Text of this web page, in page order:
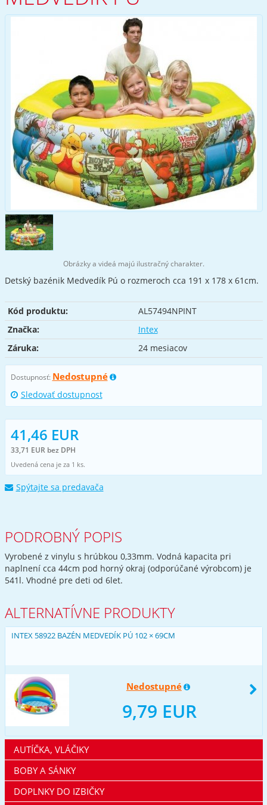
Obrázky a videá majú ilustračný charakter.
Detský bazénik Medvedík Pú o rozmeroch cca 191 x 178 x 61cm.
Kód produktu:
AL57494NPINT
Značka:
Intex
Záruka:
24 mesiacov
Dostupnosť: Nedostupné
Sledovať dostupnost
41,46 EUR
33,71 EUR bez DPH
Uvedená cena je za 1 ks.
Spýtajte sa predavača
PODROBNÝ POPIS
Vyrobené z vinylu s hrúbkou 0,33mm. Vodná kapacita pri
naplnení cca 44cm pod horný okraj (odporúčané výrobcom) je
541l. Vhodné pre deti od 6let.
ALTERNATÍVNE PRODUKTY
INTEX 58922 BAZÉN MEDVEDÍK PÚ 102 × 69CM
Nedostupné
9,79 EUR
AUTÍČKA, VLÁČIKY
BOBY A SÁNKY
DOPLNKY DO IZBIČKY